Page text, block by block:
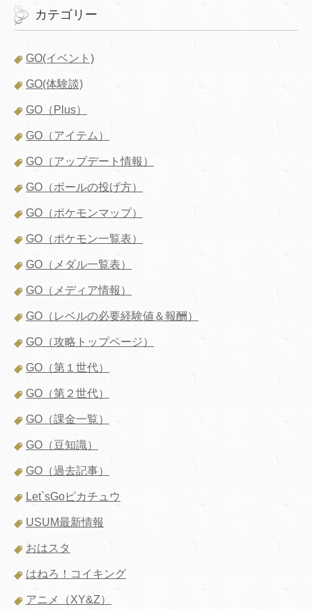
カテゴリー
GO(イベント)
GO(体験談)
GO（Plus）
GO（アイテム）
GO（アップデート情報）
GO（ボールの投げ方）
GO（ポケモンマップ）
GO（ポケモン一覧表）
GO（メダル一覧表）
GO（メディア情報）
GO（レベルの必要経験値＆報酬）
GO（攻略トップページ）
GO（第１世代）
GO（第２世代）
GO（課金一覧）
GO（豆知識）
GO（過去記事）
Let`sGoピカチュウ
USUM最新情報
おはスタ
はねろ！コイキング
アニメ（XY&Z）